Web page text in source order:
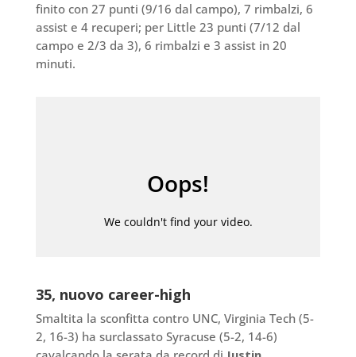
finito con 27 punti (9/16 dal campo), 7 rimbalzi, 6
assist e 4 recuperi; per Little 23 punti (7/12 dal
campo e 2/3 da 3), 6 rimbalzi e 3 assist in 20
minuti.
35, nuovo career-high
Smaltita la sconfitta contro UNC, Virginia Tech (5-
2, 16-3) ha surclassato Syracuse (5-2, 14-6)